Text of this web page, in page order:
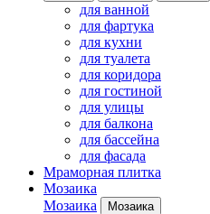
для ванной
для фартука
для кухни
для туалета
для коридора
для гостиной
для улицы
для балкона
для бассейна
для фасада
Мраморная плитка
Мозаика
Мозаика
Мозаика